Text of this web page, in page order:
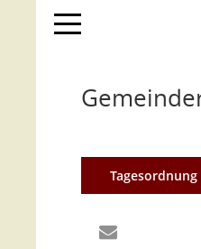
Toggle navigation
Tagesordnung